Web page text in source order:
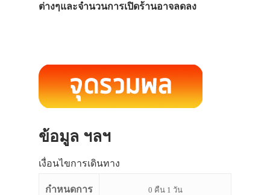
ต่างๆและจำนวนการเปิดร้านอาจลดลง
ข้อมูล ฯลฯ
เงื่อนไขการเดินทาง
กำหนดการ
0 คืน 1 วัน